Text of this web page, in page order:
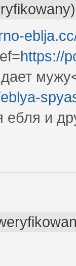
https://
ебля и